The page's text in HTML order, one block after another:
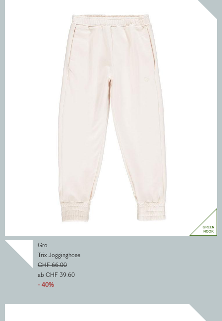
Gro
Trix Jogginghose
CHF 66.00
ab CHF 39.60
- 40%